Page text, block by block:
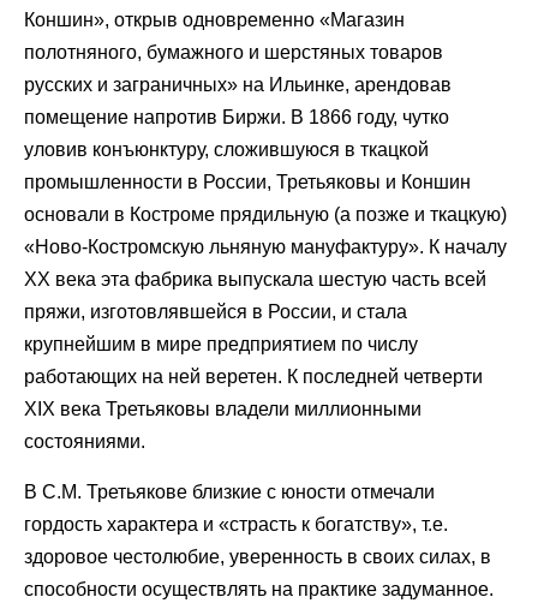
Коншин», открыв одновременно «Магазин
полотняного, бумажного и шерстяных товаров
русских и заграничных» на Ильинке, арендовав
помещение напротив Биржи. В 1866 году, чутко
уловив конъюнктуру, сложившуюся в ткацкой
промышленности в России, Третьяковы и Коншин
основали в Костроме прядильную (а позже и ткацкую)
«Ново-Костромскую льняную мануфактуру». К началу
ХХ века эта фабрика выпускала шестую часть всей
пряжи, изготовлявшейся в России, и стала
крупнейшим в мире предприятием по числу
работающих на ней веретен. К последней четверти
XIX века Третьяковы владели миллионными
состояниями.
В С.М. Третьякове близкие с юности отмечали
гордость характера и «страсть к богатству», т.е.
здоровое честолюбие, уверенность в своих силах, в
способности осуществлять на практике задуманное.